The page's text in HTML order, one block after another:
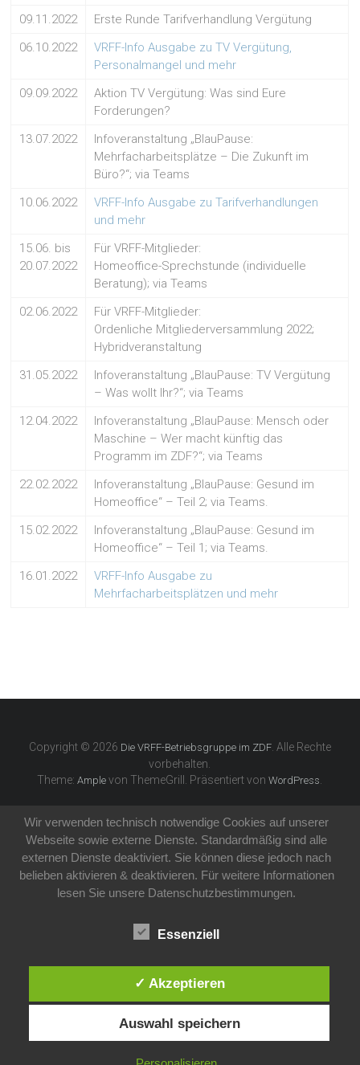
09.11.2022
Erste Runde Tarifverhandlung Vergütung
06.10.2022
VRFF-Info Ausgabe zu TV Vergütung,
Personalmangel und mehr
09.09.2022
Aktion TV Vergütung: Was sind Eure
Forderungen?
13.07.2022
Infoveranstaltung „BlauPause:
Mehrfacharbeitsplätze – Die Zukunft im
Büro?“; via Teams
10.06.2022
VRFF-Info Ausgabe zu Tarifverhandlungen
und mehr
15.06. bis
20.07.2022
Für VRFF-Mitglieder:
Homeoffice-Sprechstunde (individuelle
Beratung); via Teams
02.06.2022
Für VRFF-Mitglieder:
Ordenliche Mitgliederversammlung 2022;
Hybridveranstaltung
31.05.2022
Infoveranstaltung „BlauPause: TV Vergütung
– Was wollt Ihr?“; via Teams
12.04.2022
Infoveranstaltung „BlauPause: Mensch oder
Maschine – Wer macht künftig das
Programm im ZDF?“; via Teams
22.02.2022
Infoveranstaltung „BlauPause: Gesund im
Homeoffice“ – Teil 2; via Teams.
15.02.2022
Infoveranstaltung „BlauPause: Gesund im
Homeoffice“ – Teil 1; via Teams.
16.01.2022
VRFF-Info Ausgabe zu
Mehrfacharbeitsplätzen und mehr
Copyright © 2026 Die VRFF-Betriebsgruppe im ZDF. Alle Rechte
vorbehalten.
Theme:Ample von ThemeGrill. Präsentiert vonWordPress
Wir verwenden technisch notwendige Cookies auf unserer
Webseite sowie externe Dienste. Standardmäßig sind alle
externen Dienste deaktiviert. Sie können diese jedoch nach
belieben aktivieren & deaktivieren. Für weitere Informationen
lesen Sie unsere Datenschutzbestimmungen.
Essenziell
✓ Akzeptieren
Auswahl speichern